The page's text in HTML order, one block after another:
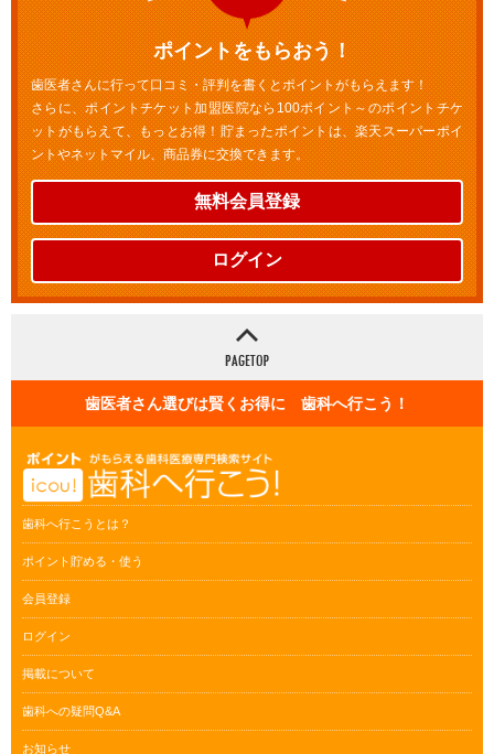
ポイントをもらおう！
歯医者さんに行って口コミ・評判を書くとポイントがもらえます！
さらに、ポイントチケット加盟医院なら100ポイント～のポイントチケ
ットがもらえて、もっとお得！貯まったポイントは、楽天スーパーポイ
ントやネットマイル、商品券に交換できます。
無料会員登録
ログイン
歯医者さん選びは賢くお得に 歯科へ行こう！
歯科へ行こうとは？
ポイント貯める・使う
会員登録
ログイン
掲載について
歯科への疑問Q&A
お知らせ